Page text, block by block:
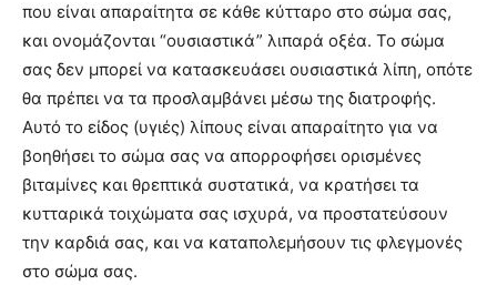
που είναι απαραίτητα σε κάθε κύτταρο στο σώμα σας,
και ονομάζονται “ουσιαστικά” λιπαρά οξέα. Το σώμα
σας δεν μπορεί να κατασκευάσει ουσιαστικά λίπη, οπότε
θα πρέπει να τα προσλαμβάνει μέσω της διατροφής.
Αυτό το είδος (υγιές) λίπους είναι απαραίτητο για να
βοηθήσει το σώμα σας να απορροφήσει ορισμένες
βιταμίνες και θρεπτικά συστατικά, να κρατήσει τα
κυτταρικά τοιχώματα σας ισχυρά, να προστατεύσουν
την καρδιά σας, και να καταπολεμήσουν τις φλεγμονές
στο σώμα σας.